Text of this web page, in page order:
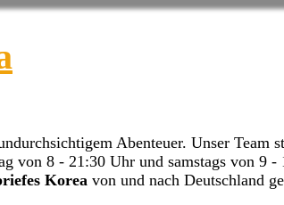
Abenteuer. Unser Team
von 8 - 21:30 Uhr und samstags von 9
Korea von und nach Deutschland